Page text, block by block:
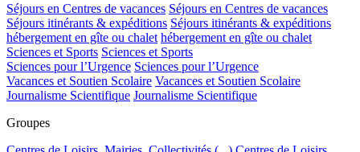
Séjours en Centres de vacances Séjours en Centres de vacances
Séjours itinérants & expéditions Séjours itinérants & expéditions
hébergement en gîte ou chalet hébergement en gîte ou chalet
Sciences et Sports Sciences et Sports
Sciences pour l’Urgence Sciences pour l’Urgence
Vacances et Soutien Scolaire Vacances et Soutien Scolaire
Journalisme Scientifique Journalisme Scientifique
Groupes